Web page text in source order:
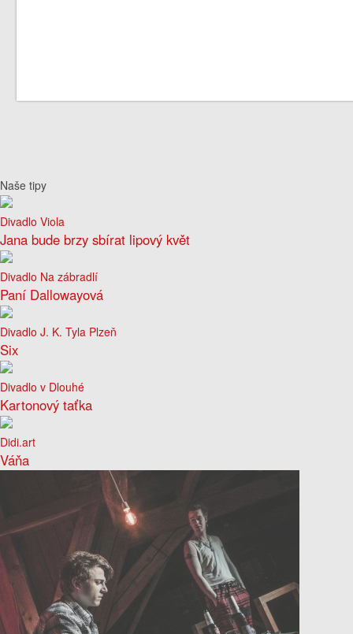
Naše tipy
Divadlo Viola
Jana bude brzy sbírat lipový květ
Divadlo Na zábradlí
Paní Dallowayová
Divadlo J. K. Tyla Plzeň
Six
Divadlo v Dlouhé
Kartonový taťka
Didi.art
Váňa